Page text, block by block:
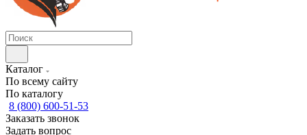
Каталог
По всему сайту
По каталогу
8 (800) 600-51-53
Заказать звонок
Задать вопрос